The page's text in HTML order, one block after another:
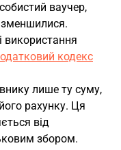
ваучер,
зменшилися.
використання
кодекс
лише ту суму,
рахунку. Ця
від
збором.